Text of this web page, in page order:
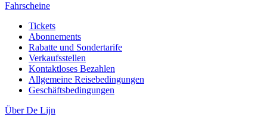
Fahrscheine
Tickets
Abonnements
Rabatte und Sondertarife
Verkaufsstellen
Kontaktloses Bezahlen
Allgemeine Reisebedingungen
Geschäftsbedingungen
Über De Lijn